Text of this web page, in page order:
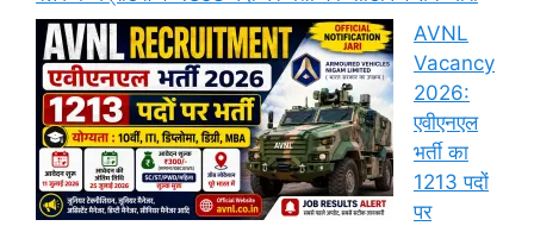
AVNL
Vacancy
2026:
एवीएनएल
भर्ती का
1213 पदों
पर